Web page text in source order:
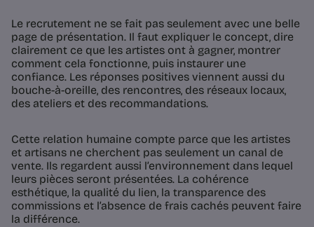
Le recrutement ne se fait pas seulement avec une belle
page de présentation. Il faut expliquer le concept, dire
clairement ce que les artistes ont à gagner, montrer
comment cela fonctionne, puis instaurer une
confiance. Les réponses positives viennent aussi du
bouche-à-oreille, des rencontres, des réseaux locaux,
des ateliers et des recommandations.
Cette relation humaine compte parce que les artistes
et artisans ne cherchent pas seulement un canal de
vente. Ils regardent aussi l’environnement dans lequel
leurs pièces seront présentées. La cohérence
esthétique, la qualité du lien, la transparence des
commissions et l’absence de frais cachés peuvent faire
la différence.